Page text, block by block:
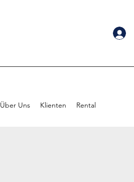
Über Uns Klienten Rental